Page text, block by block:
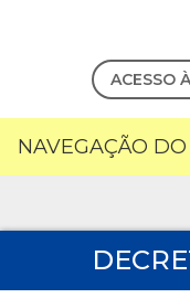
ACESSO
NAVEGAÇÃO DO